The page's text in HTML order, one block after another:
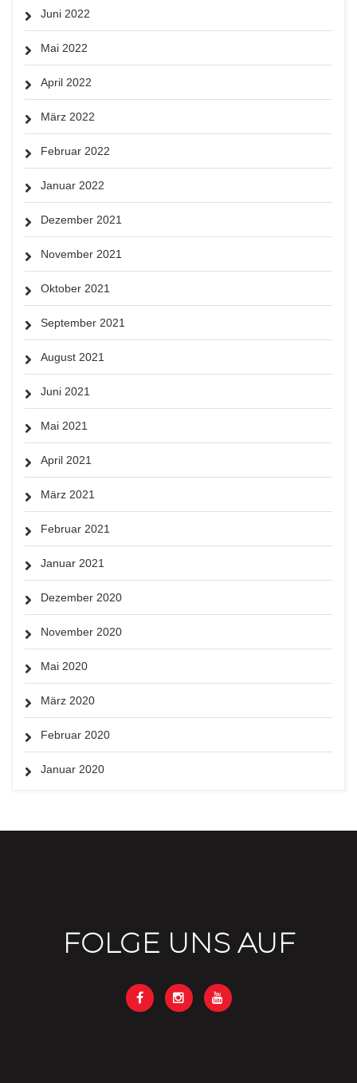
Juni 2022
Mai 2022
April 2022
März 2022
Februar 2022
Januar 2022
Dezember 2021
November 2021
Oktober 2021
September 2021
August 2021
Juni 2021
Mai 2021
April 2021
März 2021
Februar 2021
Januar 2021
Dezember 2020
November 2020
Mai 2020
März 2020
Februar 2020
Januar 2020
FOLGE UNS AUF